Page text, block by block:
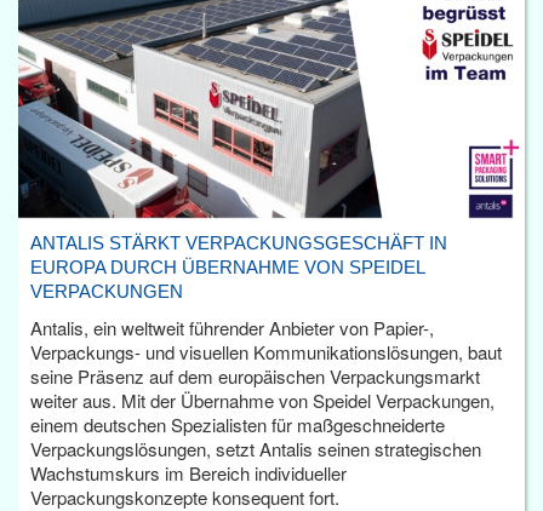
ANTALIS STÄRKT VERPACKUNGSGESCHÄFT IN
EUROPA DURCH ÜBERNAHME VON SPEIDEL
VERPACKUNGEN
Antalis, ein weltweit führender Anbieter von Papier-,
Verpackungs- und visuellen Kommunikationslösungen, baut
seine Präsenz auf dem europäischen Verpackungsmarkt
weiter aus. Mit der Übernahme von Speidel Verpackungen,
einem deutschen Spezialisten für maßgeschneiderte
Verpackungslösungen, setzt Antalis seinen strategischen
Wachstumskurs im Bereich individueller
Verpackungskonzepte konsequent fort.